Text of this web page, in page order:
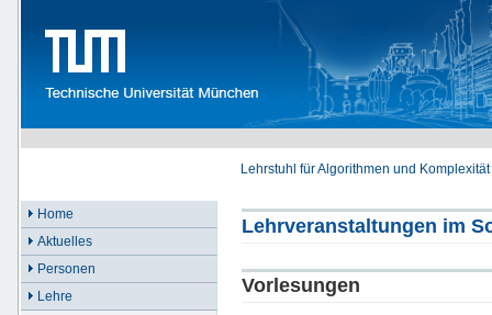
Lehrstuhl für Algorithmen und Komplexität
Home
Aktuelles
Personen
Lehre
Lehrveranstaltungen im
Vorlesungen